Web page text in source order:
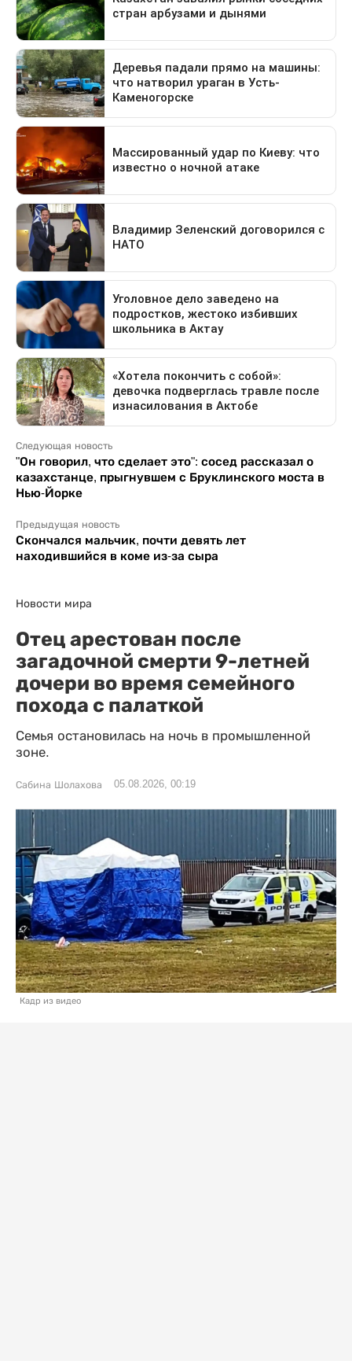
Следующая новость
"Он говорил, что сделает это": сосед рассказал о
казахстанце, прыгнувшем с Бруклинского моста в
Нью-Йорке
Предыдущая новость
Скончался мальчик, почти девять лет
находившийся в коме из-за сыра
Новости мира
Отец арестован после
загадочной смерти 9-летней
дочери во время семейного
похода с палаткой
Семья остановилась на ночь в промышленной
зоне.
Сабина Шолахова 05.08.2026, 00:19
Кадр из видео